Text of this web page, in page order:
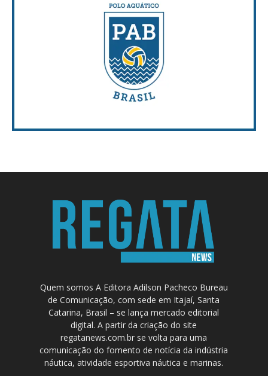
Quem somos A Editora Adilson Pacheco Bureau
de Comunicação, com sede em Itajaí, Santa
Catarina, Brasil – se lança mercado editorial
digital. A partir da criação do site
regatanews.com.br se volta para uma
comunicação do fomento de notícia da indústria
náutica, atividade esportiva náutica e marinas.